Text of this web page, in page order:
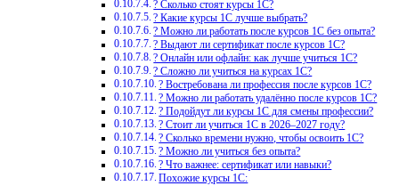
? Сколько стоят курсы 1С?
? Какие курсы 1С лучше выбрать?
? Можно ли работать после курсов 1С без опыта?
? Выдают ли сертификат после курсов 1С?
? Онлайн или офлайн: как лучше учиться 1С?
? Сложно ли учиться на курсах 1С?
? Востребована ли профессия после курсов 1С?
? Можно ли работать удалённо после курсов 1С?
? Подойдут ли курсы 1С для смены профессии?
? Стоит ли учиться 1С в 2026–2027 году?
? Сколько времени нужно, чтобы освоить 1С?
? Можно ли учиться без опыта?
? Что важнее: сертификат или навыки?
Похожие курсы 1С: